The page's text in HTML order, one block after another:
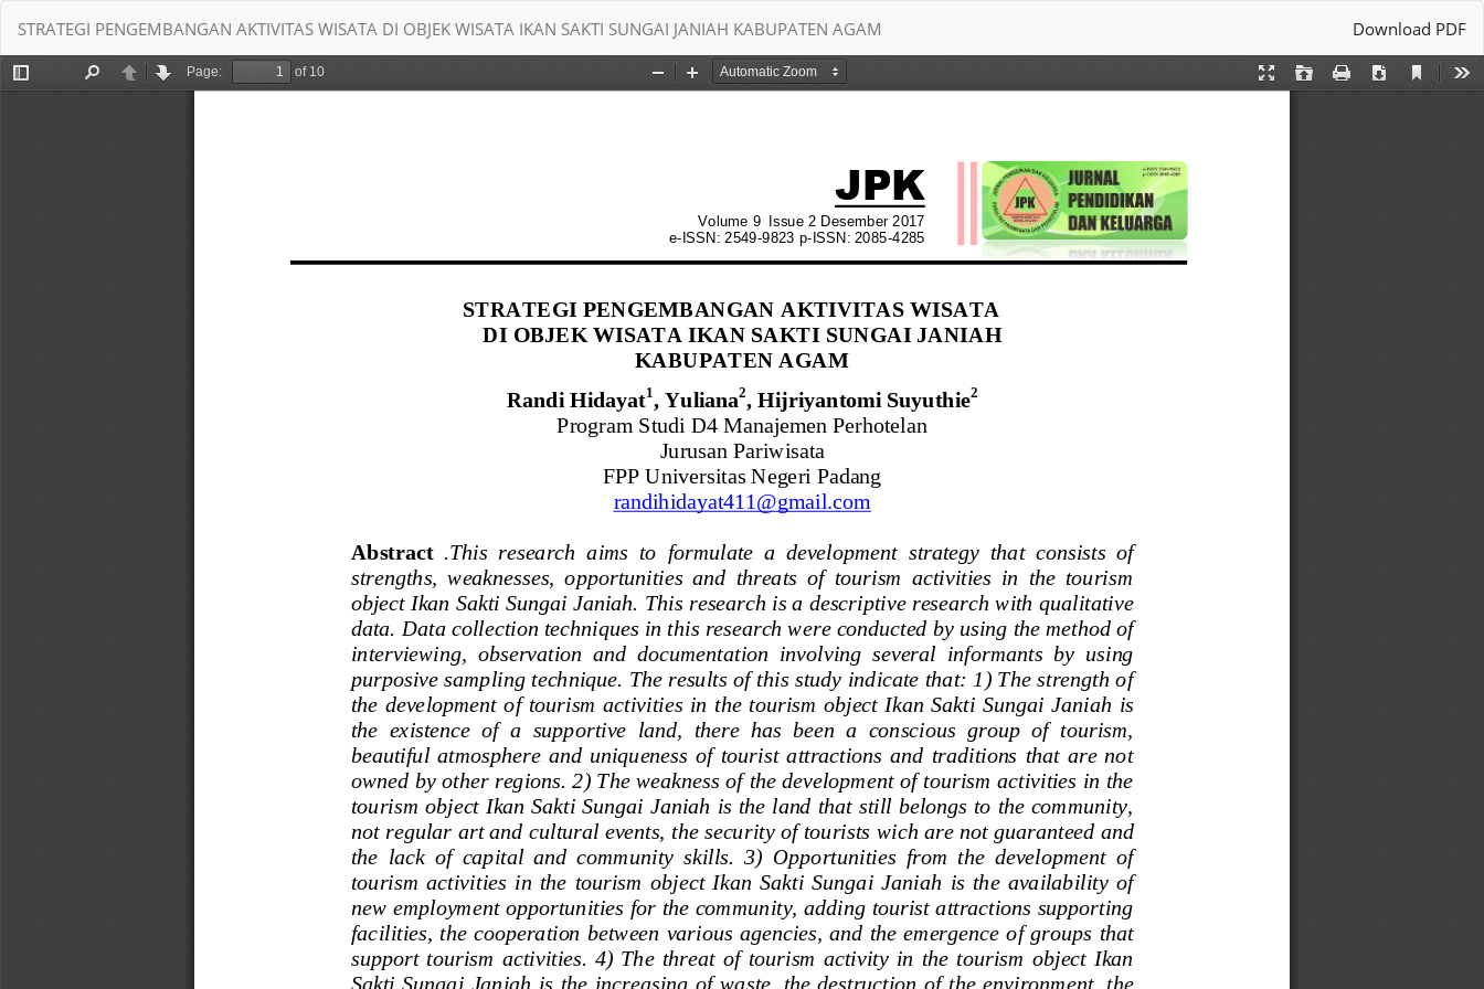
Article
Details
STRATEGI PENGEMBANGAN AKTIVITAS WISATA DI OBJEK WISATA IKAN SAKTI SUNGAI JANIAH KABUPATEN AGAM Download
Download PDF